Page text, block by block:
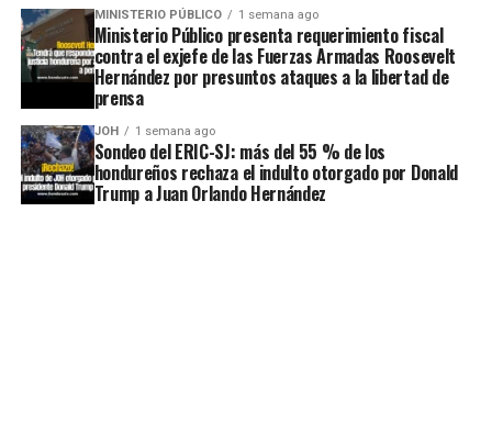
MINISTERIO PÚBLICO 1 semana ago
Ministerio Público presenta requerimiento fiscal
contra el exjefe de las Fuerzas Armadas Roosevelt
Hernández por presuntos ataques a la libertad de
prensa
JOH 1 semana ago
Sondeo del ERIC-SJ: más del 55 % de los
hondureños rechaza el indulto otorgado por Donald
Trump a Juan Orlando Hernández